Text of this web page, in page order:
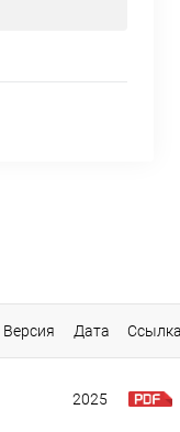
Версия Дата
2025